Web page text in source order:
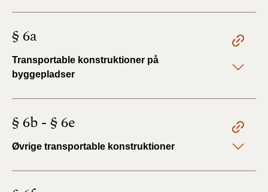
§ 6a
Transportable konstruktioner på
byggepladser
§ 6b - § 6e
Øvrige transportable konstruktioner